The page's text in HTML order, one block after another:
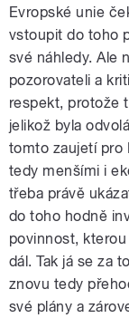
Evropské unie
vstoupit do toho
své náhledy. Ale
pozorovateli a
respekt, protože
jelikož byla
tomto zaujetí pro
tedy menšími i
třeba právě
do toho hodně
povinnost,
dál. Tak já se za
znovu tedy
své plány a